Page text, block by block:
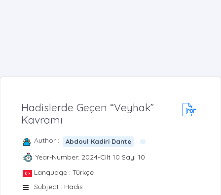
Hadislerde Geçen “Veyhak”
Kavramı
Author : Abdoul Kadiri Dante
-
Year-Number: 2024-Cilt 10 Sayı 10
Language : Türkçe
Subject : Hadis